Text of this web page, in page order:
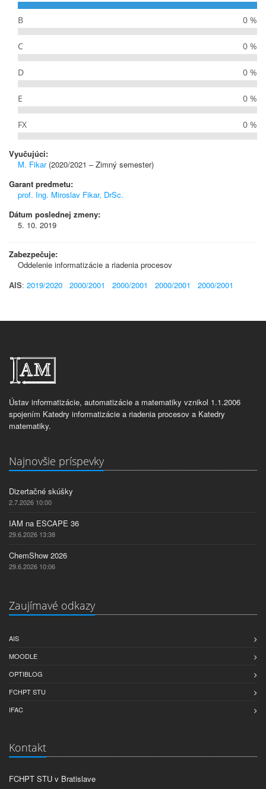
B 0 %
C 0 %
D 0 %
E 0 %
FX 0 %
Vyučujúci:
M. Fikar(2020/2021 – Zimný semester)
Garant predmetu:
prof. Ing. Miroslav Fikar, DrSc.
Dátum poslednej zmeny:
5. 10. 2019
Zabezpečuje:
Oddelenie informatizácie a riadenia procesov
AIS: 2019/2020 2000/2001 2000/2001 2000/2001 2000/2001
Ústav informatizácie, automatizácie a matematiky vznikol 1.1.2006
spojením Katedry informatizácie a riadenia procesov a Katedry
matematiky.
Najnovšie príspevky
Dizertačné skúšky
2.7.2026 10:00
IAM na ESCAPE 36
29.6.2026 13:38
ChemShow 2026
29.6.2026 10:06
Zaujímavé odkazy
AIS
MOODLE
OPTIBLOG
FCHPT STU
IFAC
Kontakt
FCHPT STU v Bratislave